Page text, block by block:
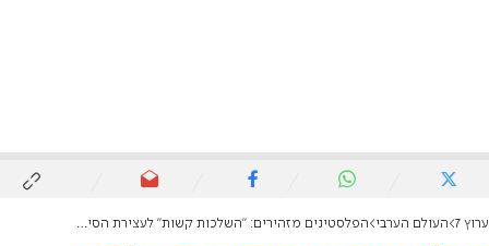
ערוץ 7 העולם הערבי הפלסטינים מזהירים: "השלכות קשות" לעצירת הסיוע לעזה